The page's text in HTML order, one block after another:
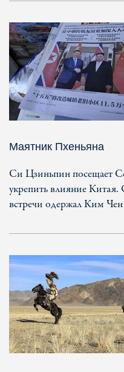
Маятник Пхеньяна
Си Цзиньпин посещает
укрепить влияние
встречи одержал Ким